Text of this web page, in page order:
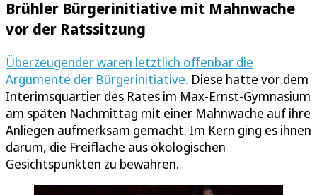
Brühler Bürgerinitiative mit Mahnwache
vor der Ratssitzung
Überzeugender waren letztlich offenbar die
Argumente der Bürgerinitiative. Diese hatte vor dem
Interimsquartier des Rates im Max-Ernst-Gymnasium
am späten Nachmittag mit einer Mahnwache auf ihre
Anliegen aufmerksam gemacht. Im Kern ging es ihnen
darum, die Freifläche aus ökologischen
Gesichtspunkten zu bewahren.